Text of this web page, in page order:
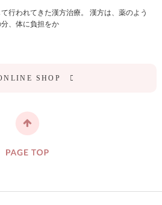
行われてきた漢方治療。 漢方は、薬のよう
、体に負担をか